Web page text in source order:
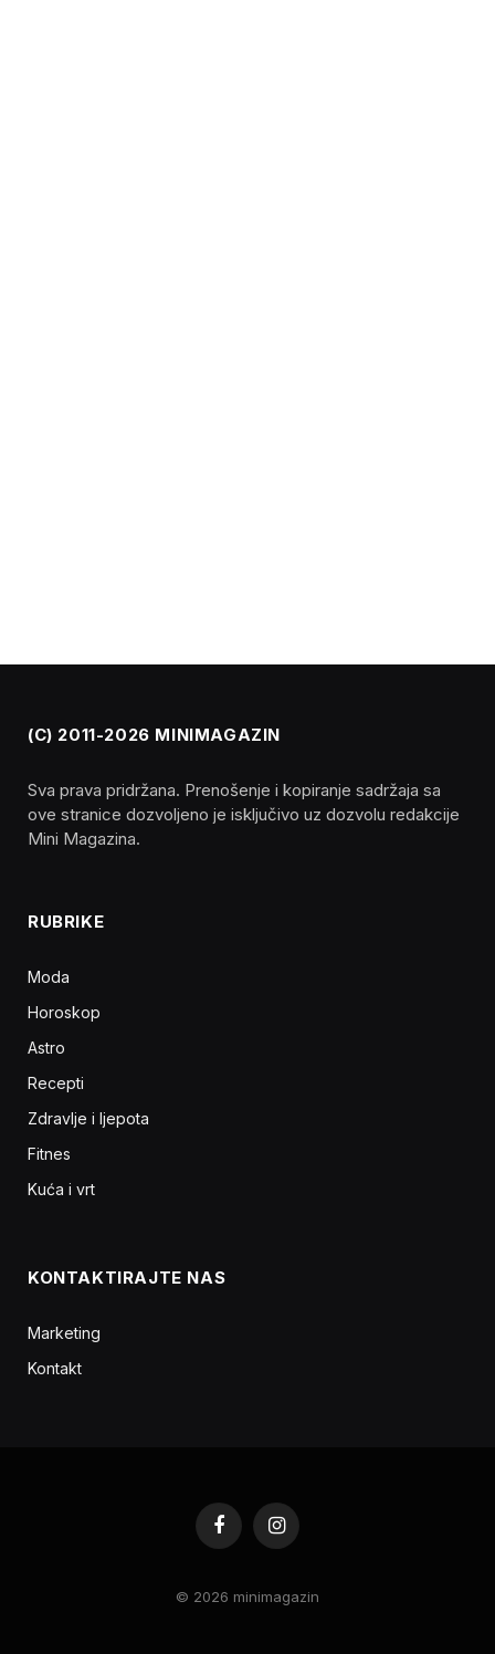
(C) 2011-2026 MINIMAGAZIN
Sva prava pridržana. Prenošenje i kopiranje sadržaja sa
ove stranice dozvoljeno je isključivo uz dozvolu redakcije
Mini Magazina.
RUBRIKE
Moda
Horoskop
Astro
Recepti
Zdravlje i ljepota
Fitnes
Kuća i vrt
KONTAKTIRAJTE NAS
Marketing
Kontakt
FacebookInstagram
© 2026 minimagazin